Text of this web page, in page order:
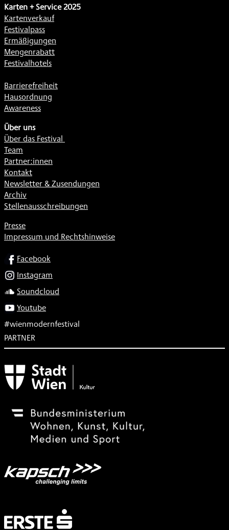
Karten + Service 2025
Kartenverkauf
Festivalpass
Ermäßigungen
Mengenrabatt
Festivalhotels
Barrierefreiheit
Hausordnung
Awareness
Über uns
Über das Festival
Team
Partner:innen
Kontakt
Newsletter & Zusendungen
Archiv
Stellenausschreibungen
Presse
Impressum und Rechtshinweise
SOCIALFacebook
Instagram
Soundcloud
Youtube
#wienmodernfestival
PARTNER
Subventionsgeber